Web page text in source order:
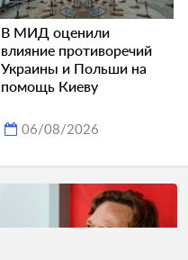
В МИД оценили
влияние противоречий
Украины и Польши на
помощь Киеву
06/08/2026